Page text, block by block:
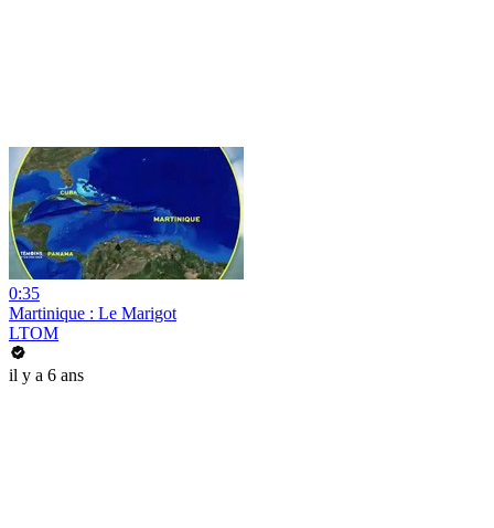
0:35
Martinique : Le Marigot
LTOM
il y a 6 ans